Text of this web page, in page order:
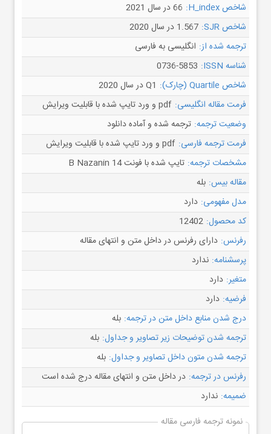
شاخص H_index:
66 در سال 2021
شاخص SJR:
1.567 در سال 2020
ترجمه شده از: انگلیسی به فارسی
شناسه ISSN:
0736-5853
شاخص Quartile (چارک):
Q1 در سال 2020
فرمت مقاله انگلیسی: pdf و ورد تایپ شده با قابلیت ویرایش
وضعیت ترجمه: ترجمه شده و آماده دانلود
فرمت ترجمه فارسی: pdf و ورد تایپ شده با قابلیت ویرایش
مشخصات ترجمه: تایپ شده با فونت B Nazanin 14
مقاله بیس: بله
مدل مفهومی: دارد
کد محصول: 12402
رفرنس: دارای رفرنس در داخل متن و انتهای مقاله
پرسشنامه: ندارد
متغیر: دارد
فرضیه: دارد
درج شدن منابع داخل متن در ترجمه: بله
ترجمه شدن توضیحات زیر تصاویر و جداول: بله
ترجمه شدن متون داخل تصاویر و جداول: بله
رفرنس در ترجمه: در داخل متن و انتهای مقاله درج شده است
ضمیمه: ندارد
نمونه ترجمه فارسی مقاله